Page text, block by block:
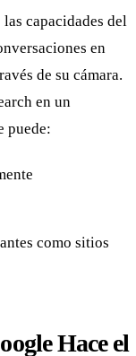
capacidades del
en
de su cámara.
en un
puede:
como sitios
Hace el